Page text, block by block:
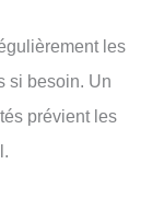
les
si besoin. Un
prévient les